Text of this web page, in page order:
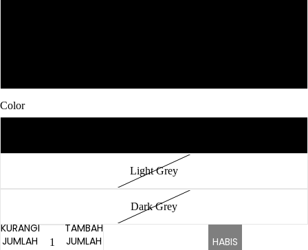
Color
Light Grey
Dark Grey
KURANGI
JUMLAH
TAMBAH
JUMLAH
HABIS